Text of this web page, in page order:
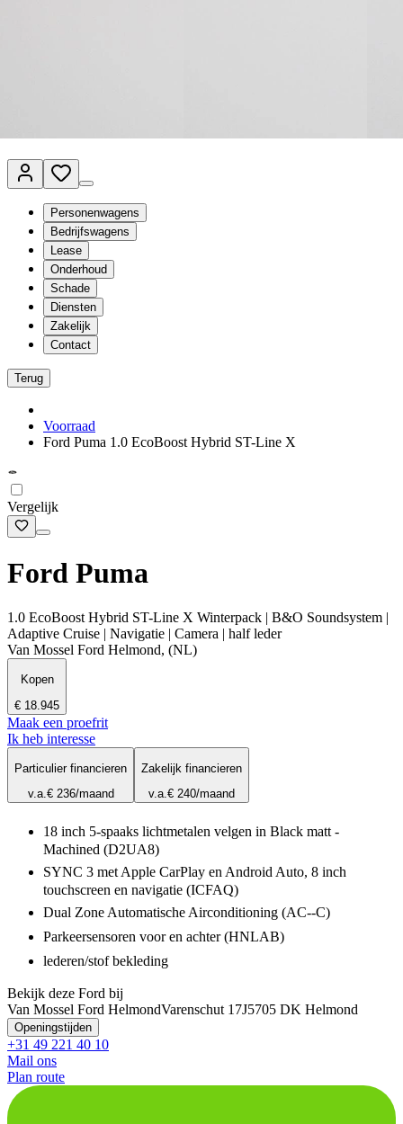
Personenwagens
Bedrijfswagens
Lease
Onderhoud
Schade
Diensten
Zakelijk
Contact
Terug
Voorraad
Ford Puma 1.0 EcoBoost Hybrid ST-Line X
Vergelijk
Ford Puma
1.0 EcoBoost Hybrid ST-Line X Winterpack | B&O Soundsystem |
Adaptive Cruise | Navigatie | Camera | half leder
Van Mossel Ford Helmond, (NL)
Kopen
€ 18.945
Maak een proefrit
Ik heb interesse
Particulier financieren
v.a.€ 236/maand
Zakelijk financieren
v.a.€ 240/maand
18 inch 5-spaaks lichtmetalen velgen in Black matt -
Machined (D2UA8)
SYNC 3 met Apple CarPlay en Android Auto, 8 inch
touchscreen en navigatie (ICFAQ)
Dual Zone Automatische Airconditioning (AC--C)
Parkeersensoren voor en achter (HNLAB)
lederen/stof bekleding
Bekijk deze Ford bij
Van Mossel Ford HelmondVarenschut 17J5705 DK Helmond
Openingstijden
+31 49 221 40 10
Mail ons
Plan route